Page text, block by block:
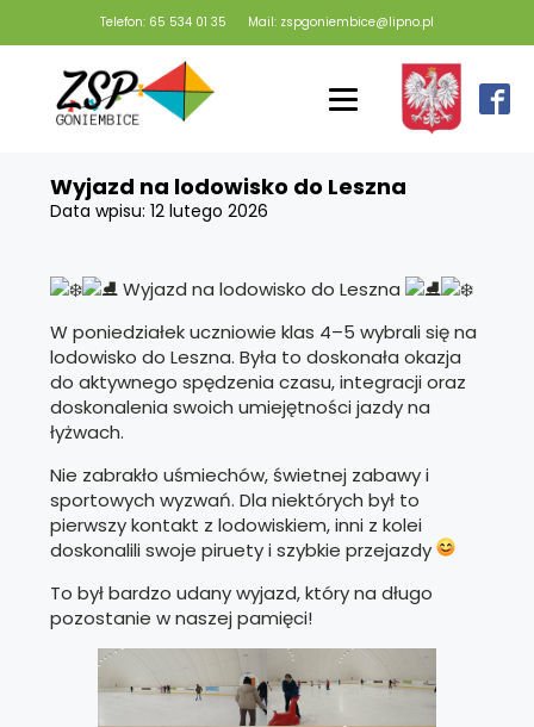
Telefon: 65 534 01 35 Mail: zspgoniembice@lipno.pl
Wyjazd na lodowisko do Leszna
Data wpisu:12 lutego 2026
Wyjazd na lodowisko do Leszna
W poniedziałek uczniowie klas 4–5 wybrali się na
lodowisko do Leszna. Była to doskonała okazja
do aktywnego spędzenia czasu, integracji oraz
doskonalenia swoich umiejętności jazdy na
łyżwach.
Nie zabrakło uśmiechów, świetnej zabawy i
sportowych wyzwań. Dla niektórych był to
pierwszy kontakt z lodowiskiem, inni z kolei
doskonalili swoje piruety i szybkie przejazdy
To był bardzo udany wyjazd, który na długo
pozostanie w naszej pamięci!